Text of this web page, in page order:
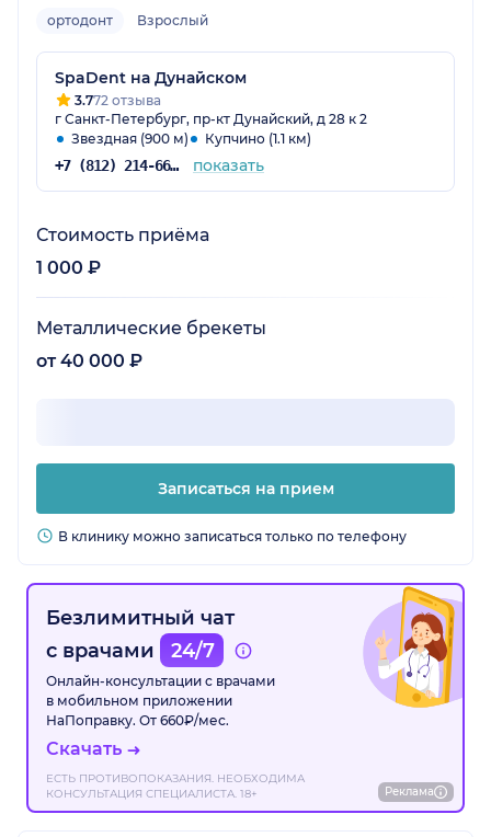
ортодонт Взрослый
SpaDent на Дунайском
3.772 отзыва
г Санкт-Петербург, пр-кт Дунайский, д 28 к 2
Звездная (900 м)
Купчино (1.1 км)
+7 (812) 214-66-48 показать
Стоимость приёма
1 000 ₽
Металлические брекеты
от 40 000 ₽
Записаться на прием
В клинику можно записаться только по телефону
Безлимитный чат
с врачами
24/7
Онлайн-консультации с врачами
в мобильном приложении
НаПоправку. От 660₽/мес.
Скачать
ЕСТЬ ПРОТИВОПОКАЗАНИЯ. НЕОБХОДИМА
КОНСУЛЬТАЦИЯ СПЕЦИАЛИСТА. 18+
Реклама